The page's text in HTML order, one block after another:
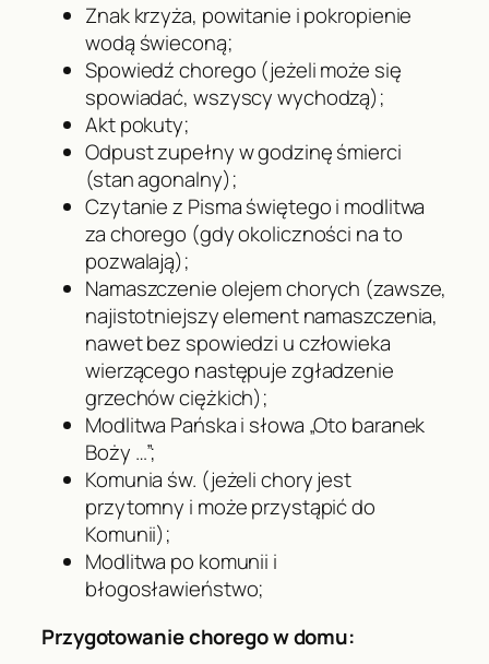
Znak krzyża, powitanie i pokropienie
wodą świeconą;
Spowiedź chorego (jeżeli może się
spowiadać, wszyscy wychodzą);
Akt pokuty;
Odpust zupełny w godzinę śmierci
(stan agonalny);
Czytanie z Pisma świętego i modlitwa
za chorego (gdy okoliczności na to
pozwalają);
Namaszczenie olejem chorych (zawsze,
najistotniejszy element namaszczenia,
nawet bez spowiedzi u człowieka
wierzącego następuje zgładzenie
grzechów ciężkich);
Modlitwa Pańska i słowa „Oto baranek
Boży …”;
Komunia św. (jeżeli chory jest
przytomny i może przystąpić do
Komunii);
Modlitwa po komunii i
błogosławieństwo;
Przygotowanie chorego w domu: